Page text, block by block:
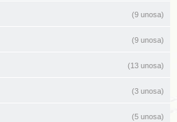
(9 unosa)
(9 unosa)
(13 unosa)
(3 unosa)
(5 unosa)